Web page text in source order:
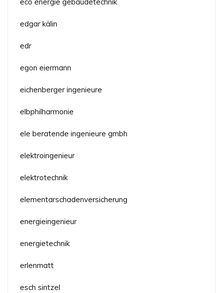
edgar kälin
edr
egon eiermann
eichenberger ingenieure
elbphilharmonie
ele beratende ingenieure gmbh
elektroingenieur
elektrotechnik
elementarschadenversicherung
energieingenieur
energietechnik
erlenmatt
esch sintzel